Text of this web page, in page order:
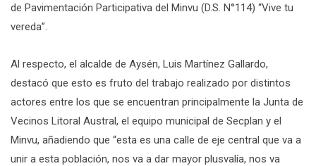
de Pavimentación Participativa del Minvu (D.S. N°114) “Vive tu
vereda”.
Al respecto, el alcalde de Aysén, Luis Martínez Gallardo,
destacó que esto es fruto del trabajo realizado por distintos
actores entre los que se encuentran principalmente la Junta de
Vecinos Litoral Austral, el equipo municipal de Secplan y el
Minvu, añadiendo que “esta es una calle de eje central que va a
unir a esta población, nos va a dar mayor plusvalía, nos va